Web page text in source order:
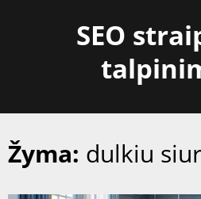
SEO
Žyma: dulkiu